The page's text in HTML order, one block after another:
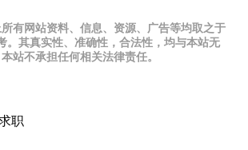
有网站资料、信息、资源、广告等均取之于
。其真实性、准确性，合法性，均与本站无
站不承担任何相关法律责任。
职